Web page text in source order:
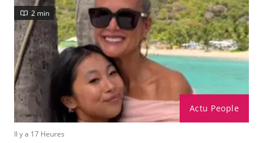
Actu People
2 min
Il y a 17 Heures